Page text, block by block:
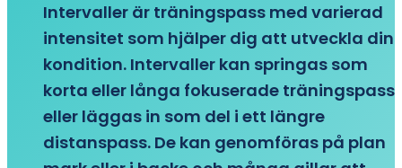
Intervaller är träningspass med varierad
intensitet som hjälper dig att utveckla din
kondition. Intervaller kan springas som
korta eller långa fokuserade träningspass
eller läggas in som del i ett längre
distanspass. De kan genomföras på plan